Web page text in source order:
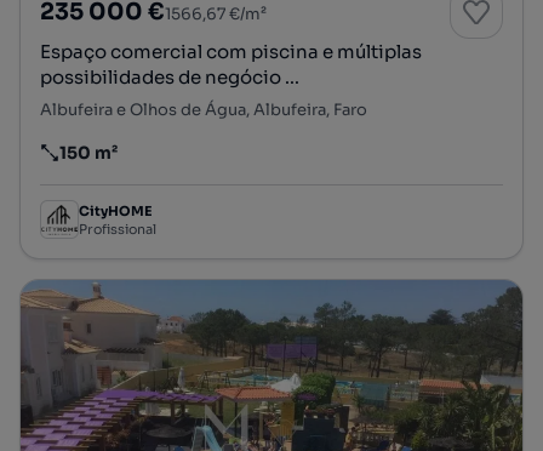
235 000 €1566,67 €/m²
Espaço comercial com piscina e múltiplas
possibilidades de negócio ...
Albufeira e Olhos de Água, Albufeira, Faro
Preço por metro quadrado
150 m²
CityHOME
Profissional